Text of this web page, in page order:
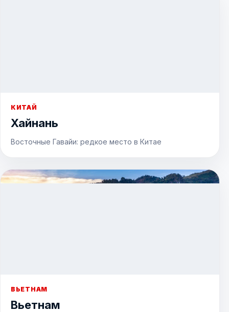
КИТАЙ
Хайнань
Восточные Гавайи: редкое место в Китае
ВЬЕТНАМ
Вьетнам